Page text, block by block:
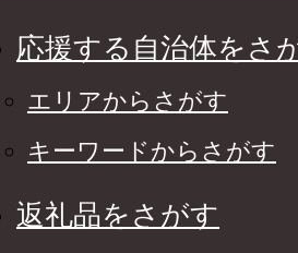
応援する自治体をさ
エリアからさがす
キーワードからさがす
返礼品をさがす